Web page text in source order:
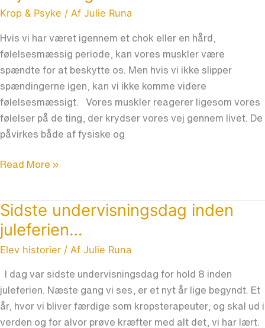
Krop & Psyke / Af Julie Runa
Hvis vi har været igennem et chok eller en hård,
følelsesmæssig periode, kan vores muskler være
spændte for at beskytte os. Men hvis vi ikke slipper
spændingerne igen, kan vi ikke komme videre
følelsesmæssigt. Vores muskler reagerer ligesom vores
følelser på de ting, der krydser vores vej gennem livet. De
påvirkes både af fysiske og
Read More »
Sidste undervisningsdag inden
juleferien…
Elev historier / Af Julie Runa
I dag var sidste undervisningsdag for hold 8 inden
juleferien. Næste gang vi ses, er et nyt år lige begyndt. Et
år, hvor vi bliver færdige som kropsterapeuter, og skal ud i
verden og for alvor prøve kræfter med alt det, vi har lært.
Sidste
undervisningsdag
inden
juleferien…